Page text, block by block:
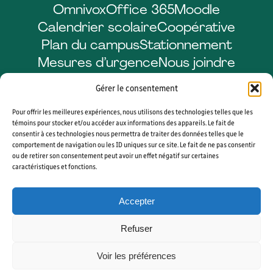
Gérer le consentement
Pour offrir les meilleures expériences, nous utilisons des technologies telles que les
témoins pour stocker et/ou accéder aux informations des appareils. Le fait de
consentir à ces technologies nous permettra de traiter des données telles que le
comportement de navigation ou les ID uniques sur ce site. Le fait de ne pas consentir
ou de retirer son consentement peut avoir un effet négatif sur certaines
caractéristiques et fonctions.
Accepter
Refuser
Voir les préférences
OmnivoxOffice 365Moodle
Calendrier scolaireCoopérative
Plan du campusStationnement
Mesures d’urgenceNous joindre
FacebookLinkedInInstagramYouTube
VORTEX SOLUTION
PLAN DU SITE GÉRER MES COOKIES